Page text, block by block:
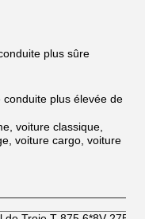
plus sûre
plus élevée de
voiture classique,
voiture cargo, voiture